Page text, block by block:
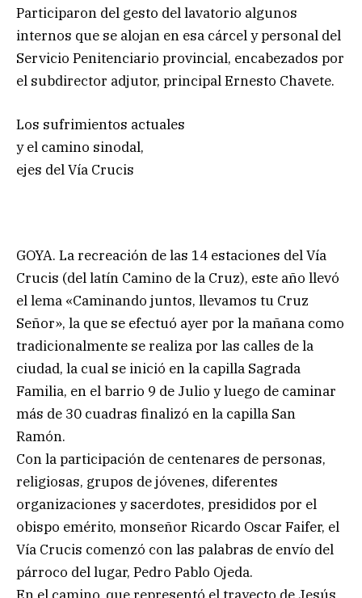
Participaron del gesto del lavatorio algunos
internos que se alojan en esa cárcel y personal del
Servicio Penitenciario provincial, encabezados por
el subdirector adjutor, principal Ernesto Chavete.
Los sufrimientos actuales
y el camino sinodal,
ejes del Vía Crucis
GOYA. La recreación de las 14 estaciones del Vía
Crucis (del latín Camino de la Cruz), este año llevó
el lema «Caminando juntos, llevamos tu Cruz
Señor», la que se efectuó ayer por la mañana como
tradicionalmente se realiza por las calles de la
ciudad, la cual se inició en la capilla Sagrada
Familia, en el barrio 9 de Julio y luego de caminar
más de 30 cuadras finalizó en la capilla San
Ramón.
Con la participación de centenares de personas,
religiosas, grupos de jóvenes, diferentes
organizaciones y sacerdotes, presididos por el
obispo emérito, monseñor Ricardo Oscar Faifer, el
Vía Crucis comenzó con las palabras de envío del
párroco del lugar, Pedro Pablo Ojeda.